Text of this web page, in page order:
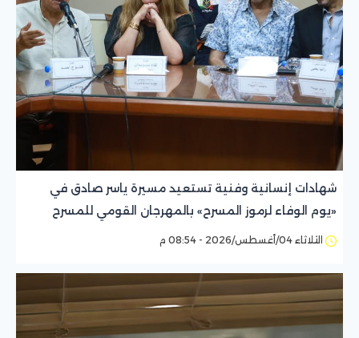
شهادات إنسانية وفنية تستعيد مسيرة ياسر صادق في
«يوم الوفاء لرموز المسرح» بالمهرجان القومي للمسرح
المصري
الثلاثاء 04/أغسطس/2026 - 08:54 م